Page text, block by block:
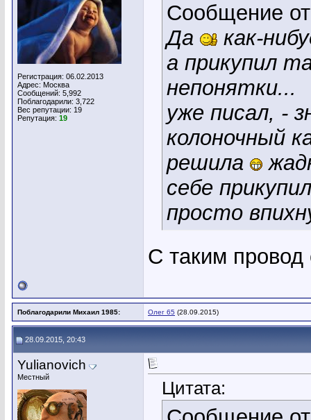
Регистрация: 06.02.2013
Адрес: Москва
Сообщений: 5,992
Поблагодарили: 3,722
Вес репутации: 19
Репутация: 19
Сообщение
Да
как-
а прикупил
непонятки...
уже писал, -
колоночный
решила
себе
просто
С таким провод
Поблагодарили Михаил 1985: Олег 65 (28.09.2015)
28.09.2015, 20:43
Yulianovich
Местный
Цитата: